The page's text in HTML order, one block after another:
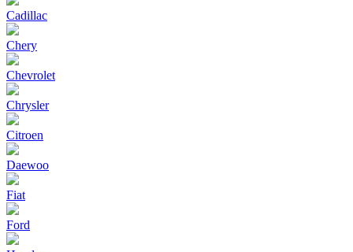
Cadillac
Chery
Chevrolet
Chrysler
Citroen
Daewoo
Fiat
Ford